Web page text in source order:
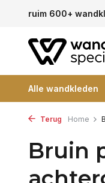
passende maat
Alle wandkleden
Terug Home
Bruin